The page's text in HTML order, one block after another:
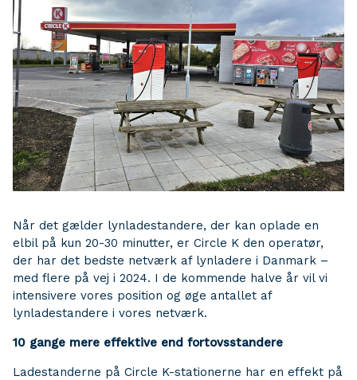
Når det gælder lynladestandere, der kan oplade en
elbil på kun 20-30 minutter, er Circle K den operatør,
der har det bedste netværk af lynladere i Danmark –
med flere på vej i 2024. I de kommende halve år vil vi
intensivere vores position og øge antallet af
lynladestandere i vores netværk.
10 gange mere effektive end fortovsstandere
Ladestanderne på Circle K-stationerne har en effekt på